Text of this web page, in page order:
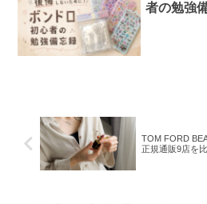
者の勉強
TOM FORD
正規通販9店を